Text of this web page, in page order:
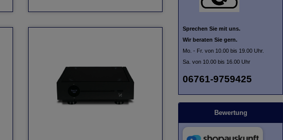
Sprechen Sie mit uns.
Wir beraten Sie gern.
Mo. - Fr. von 10.00 bis 19.00 Uhr.
Sa. von 10.00 bis 16.00 Uhr
06761-9759425
Bewertung